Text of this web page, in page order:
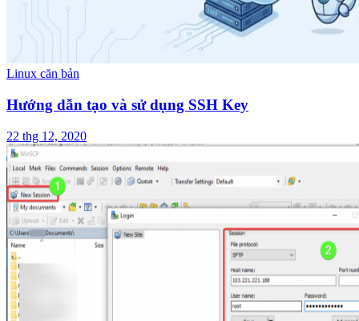
Linux căn bản
Hướng dẫn tạo và sử dụng SSH Key
22 thg 12, 2020